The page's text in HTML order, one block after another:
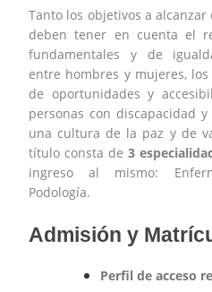
Tanto los objetivos a
deben tener en cuenta el
fundamentales y de
entre hombres y mujeres,
de oportunidades y
personas con discapacidad
una cultura de la paz y de
título consta de 3
ingreso al mismo:
Podología.
Admisión y
Perfil de acceso